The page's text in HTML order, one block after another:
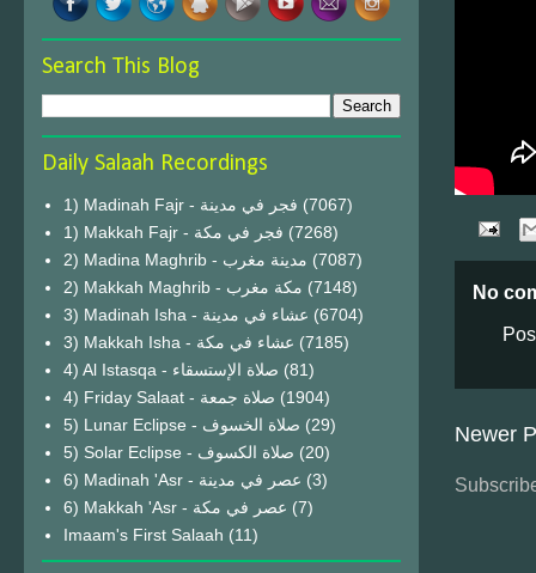
No
Newer
Search This Blog
Daily Salaah Recordings
1) Madinah Fajr - فجر في مدينة (7067)
1) Makkah Fajr - فجر في مكة (7268)
2) Madina Maghrib - مدينة مغرب (7087)
2) Makkah Maghrib - مكة مغرب (7148)
3) Madinah Isha - عشاء في مدينة (6704)
3) Makkah Isha - عشاء في مكة (7185)
4) Al Istasqa - صلاة الإستسقاء (81)
4) Friday Salaat - صلاة جمعة (1904)
5) Lunar Eclipse - صلاة الخسوف (29)
(20)
6) Madinah 'Asr - عصر في مدينة (3)
6) Makkah 'Asr - عصر في مكة (7)
Imaam's First Salaah (11)